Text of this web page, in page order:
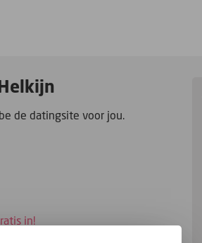
de datingsite voor jou.
in!